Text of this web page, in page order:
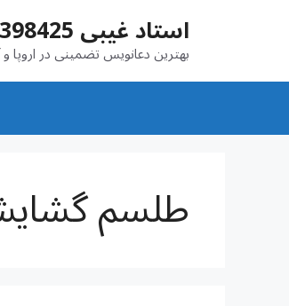
استاد غیبی 00442032398425
بهترین دعانویس تضمینی در اروپا و
طلسم